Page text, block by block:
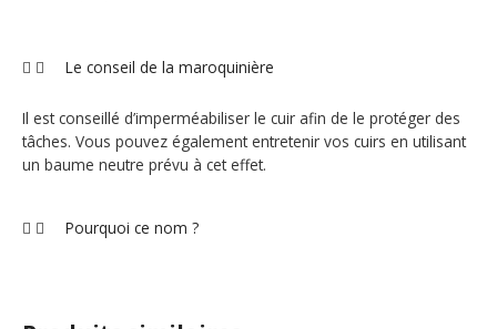
Le conseil de la maroquinière
Il est conseillé d’imperméabiliser le cuir afin de le protéger des
tâches. Vous pouvez également entretenir vos cuirs en utilisant
un baume neutre prévu à cet effet.
Pourquoi ce nom ?